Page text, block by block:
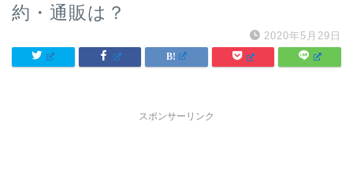
約・通販は？
2020年5月29日
スポンサーリンク